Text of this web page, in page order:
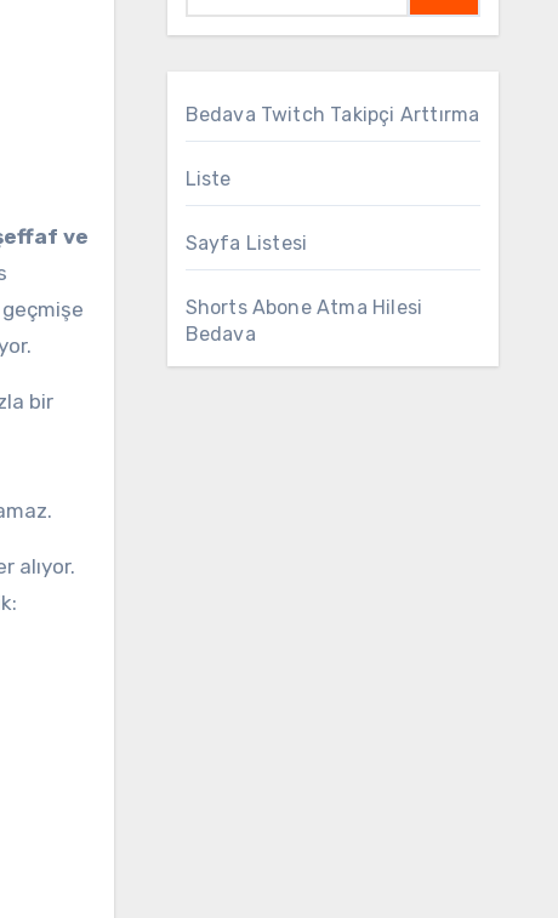
ve
geçmişe
bir
alıyor.
Bedava Twitch Takipçi Arttırma
Liste
Sayfa Listesi
Shorts Abone Atma Hilesi
Bedava